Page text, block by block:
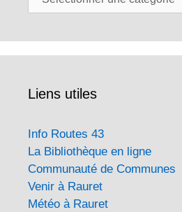
Liens utiles
Info Routes 43
La Bibliothèque en ligne
Communauté de Communes
Venir à Rauret
Météo à Rauret